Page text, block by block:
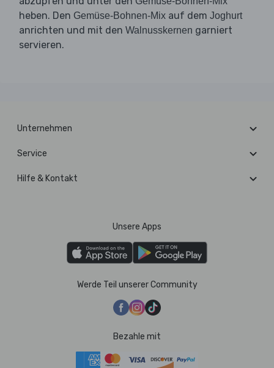
heben. Den Gemüse-Bohnen-Mix auf dem Joghurt
anrichten und mit den Walnusskernen garniert
servieren.
Unternehmen
Service
Hilfe & Kontakt
Unsere Apps
Werde Teil unserer Community
Bezahle mit